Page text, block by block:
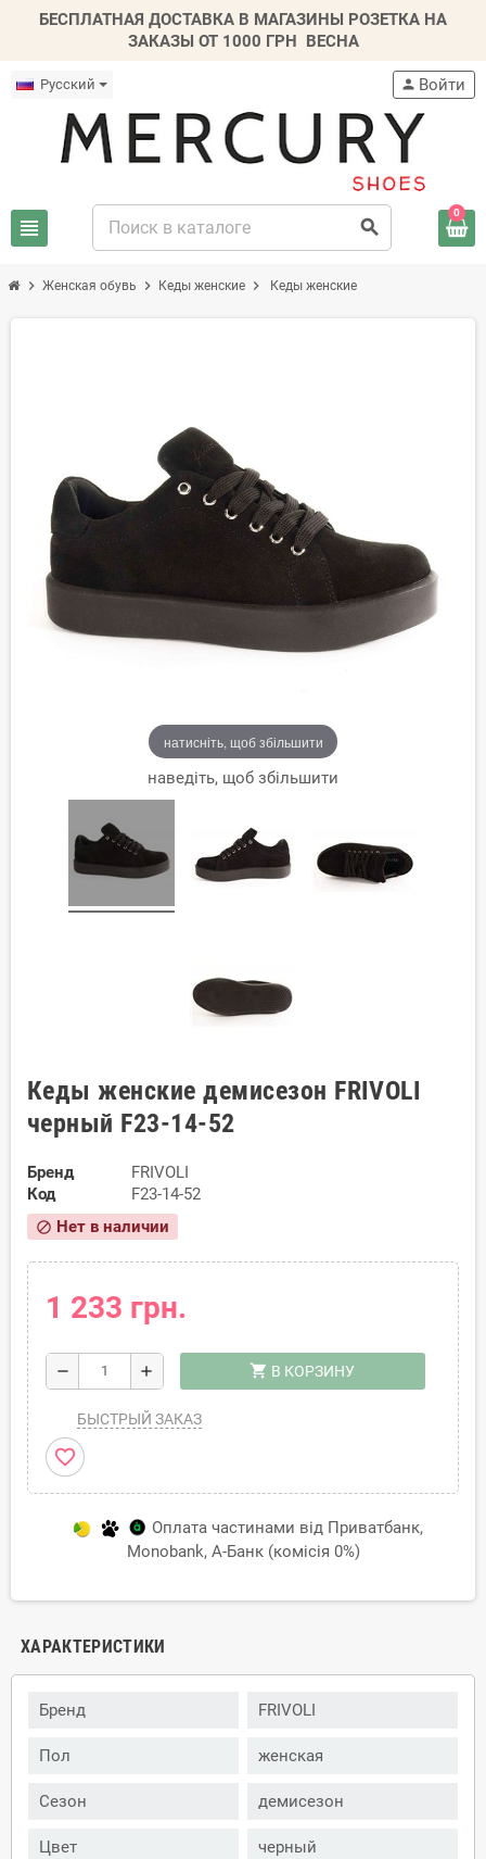
БЕСПЛАТНАЯ ДОСТАВКА В МАГАЗИНЫ РОЗЕТКА НА
ЗАКАЗЫ ОТ 1000 ГРН ВЕСНА
Русский
view_headline search
person Войти
0
chevron_right Женская обувь chevron_right Кеды женские chevron_right Кеды женские
натисніть, щоб збільшити
наведіть, щоб збільшити
Кеды женские демисезон FRIVOLI
черный F23-14-52
Бренд
FRIVOLI
Код
F23-14-52
block Нет в наличии
1 233 грн.
remove add shopping_cart В КОРЗИНУ
БЫСТРЫЙ ЗАКАЗ
favorite_border
Оплата частинами від Приватбанк,
Monobank, А-Банк (комісія 0%)
ХАРАКТЕРИСТИКИ
Бренд FRIVOLI
Пол женская
Сезон демисезон
Цвет черный